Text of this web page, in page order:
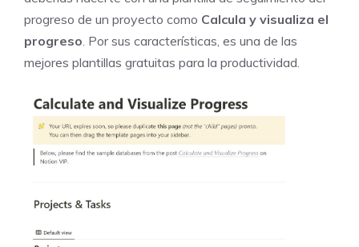
progreso de un proyecto como Calcula y visualiza el
progreso. Por sus características, es una de las
mejores plantillas gratuitas para la productividad.